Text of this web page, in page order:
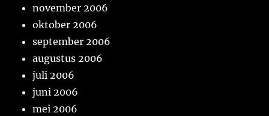
november 2006
oktober 2006
september 2006
augustus 2006
juli 2006
juni 2006
mei 2006